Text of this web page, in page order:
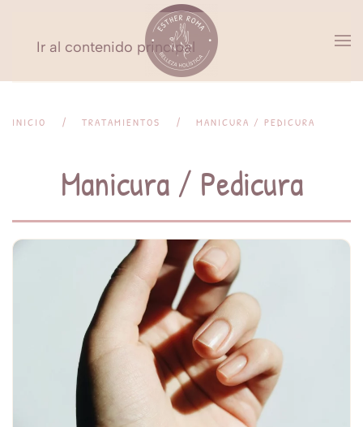
Ir al contenido principal
INICIO TRATAMIENTOS MANICURA / PEDICURA
Manicura / Pedicura